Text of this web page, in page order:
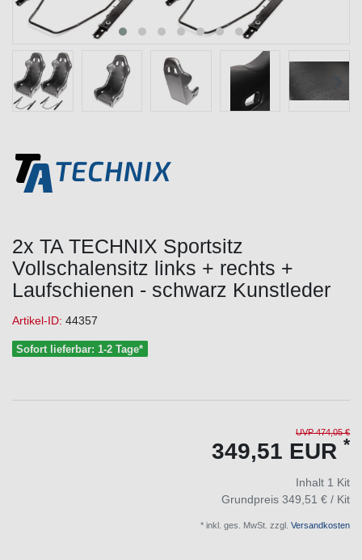
2x TA TECHNIX Sportsitz
Vollschalensitz links + rechts +
Laufschienen - schwarz Kunstleder
Artikel-ID: 44357
Sofort lieferbar: 1-2 Tage*
UVP 474,05 €
349,51 EUR *
Inhalt 1 Kit
Grundpreis 349,51 € / Kit
* inkl. ges. MwSt. zzgl. Versandkosten